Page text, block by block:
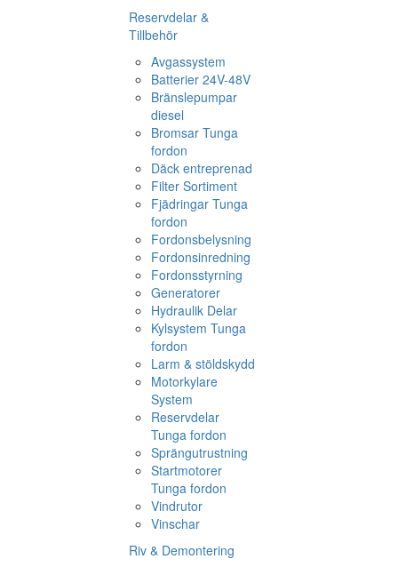
Reservdelar &
Tillbehör
Avgassystem
Batterier 24V-48V
Bränslepumpar
diesel
Bromsar Tunga
fordon
Däck entreprenad
Filter Sortiment
Fjädringar Tunga
fordon
Fordonsbelysning
Fordonsinredning
Fordonsstyrning
Generatorer
Hydraulik Delar
Kylsystem Tunga
fordon
Larm & stöldskydd
Motorkylare
System
Reservdelar
Tunga fordon
Sprängutrustning
Startmotorer
Tunga fordon
Vindrutor
Vinschar
Riv & Demontering